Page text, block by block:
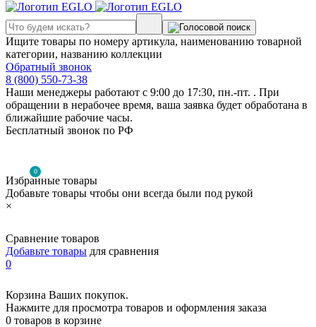
Ищите товары по номеру артикула, наименованию товарной
категории, названию коллекции
Обратный звонок
8 (800) 550-73-38
Наши менеджеры работают с 9:00 до 17:30, пн.-пт. . При
обращении в нерабочее время, ваша заявка будет обработана в
ближайшие рабочие часы.
Бесплатный звонок по РФ
0
Избранные товары
Добавьте товары чтобы они всегда были под рукой
×
Сравнение товаров
Добавьте товары для сравнения
0
Корзина Ваших покупок.
Нажмите для просмотра товаров и оформления заказа
0 товаров в корзине